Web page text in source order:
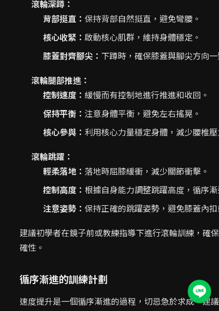
滾輪深蹲：
背部挺直： 保持背部自然挺直，避免彎腰。
核心收緊： 啟動核心肌群，維持身體穩定。
膝蓋對齊腳尖： 下蹲時，確保膝蓋與腳尖方向
滾輪腿部推進：
控制速度： 緩慢而有控制地進行推進和收回。
保持平衡： 注意身體平衡，避免左右搖晃。
核心參與： 利用核心力量穩定身體，減少腰椎
滾輪跳躍：
輕柔落地： 落地時屈膝緩衝，減少關節衝擊。
控制高度： 根據自身能力調整跳躍高度，循序
注意姿勢： 保持正確的跳躍姿勢，避免膝蓋內
建議初學者在鏡子前或教練指導下進行滾輪訓練，確
確性。
循序漸進的訓練計劃
速度提升是一個循序漸進的過程，切忌急於求成。建